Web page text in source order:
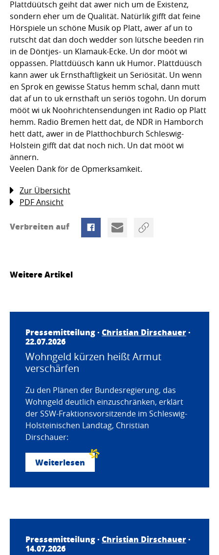
Plattdüütsch geiht dat awer nich um de Existenz,
sondern eher um de Qualität. Natürlik gifft dat feine
Hörspiele un schöne Musik op Platt, awer af un to
rutscht dat dan doch wedder son lütsche beeden rin
in de Döntjes- un Klamauk-Ecke. Un dor mööt wi
oppassen. Plattdüüsch kann uk Humor. Plattdüüsch
kann awer uk Ernsthaftligkeit un Seriösität. Un wenn
en Sprok en gewisse Status hemm schal, dann mutt
dat af un to uk ernsthaft un seriös togohn. Un dorum
mööt wi uk Noohrichtensendungen int Radio op Platt
hemm. Radio Bremen hett dat, de NDR in Hamborch
hett datt, awer in de Platthochburch Schleswig-
Holstein gifft dat dat noch nich. Un dat mööt wi
ännern.
Veelen Dank för de Opmerksamkeit.
Zur Übersicht
PDF Ansicht
Verbreiten auf
Weitere Artikel
Pressemitteilung · Christian Dirschauer·
22.07.2026
Wohngeld kürzen heißt Armut
verschärfen
Zu den Plänen der Bundesregierung, das
Wohngeld deutlich einzuschränken, erklärt
der SSW-Fraktionsvorsitzende im Schleswig-
Holsteinischen Landtag, Christian
Dirschauer:
Weiterlesen
Pressemitteilung · Christian Dirschauer·
14.07.2026